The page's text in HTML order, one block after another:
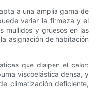
a una amplia gama de
variar la firmeza y el
mullidos y gruesos en las
asignación de habitación
que disipen el calor:
viscoelástica densa, y
climatización deficiente,